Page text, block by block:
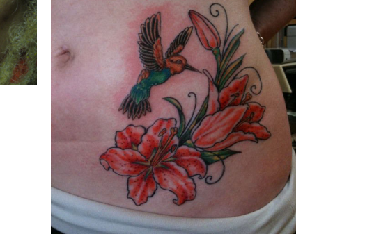
EVERYTHING IS ENERGY
Creative Illustration